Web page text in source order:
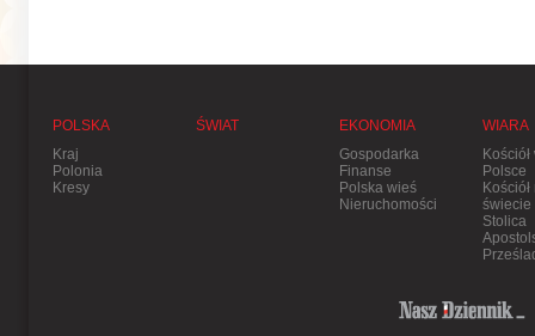
POLSKA
Kraj
Polonia
Kresy
ŚWIAT
EKONOMIA
Gospodarka
Finanse
Polska wieś
Nieruchomości
WIARA
Kościół
Polsce
Kościół
świecie
Stolica